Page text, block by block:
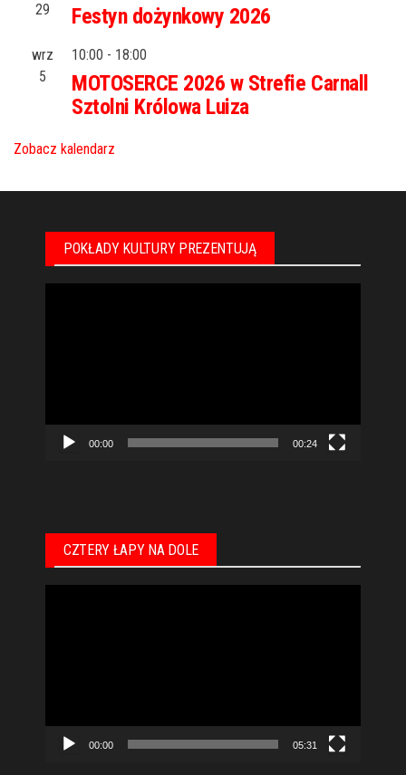
29
Festyn dożynkowy 2026
wrz
5
10:00 - 18:00
MOTOSERCE 2026 w Strefie Carnall
Sztolni Królowa Luiza
Zobacz kalendarz
POKŁADY KULTURY PREZENTUJĄ
00:00 00:24
CZTERY ŁAPY NA DOLE
00:00 05:31